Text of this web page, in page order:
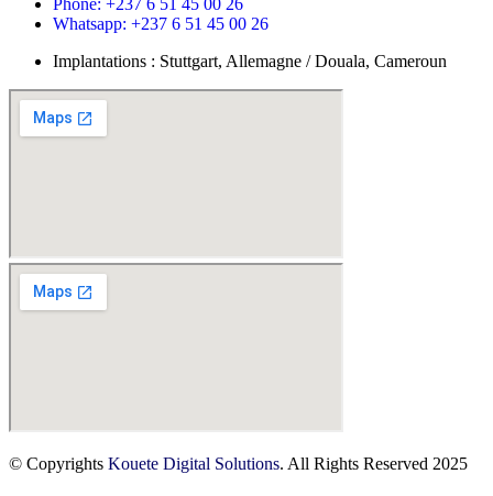
Whatsapp: +237 6 51 45 00 26
Implantations : Stuttgart, Allemagne / Douala, Cameroun
© Copyrights Kouete Digital Solutions. All Rights Reserved 2025